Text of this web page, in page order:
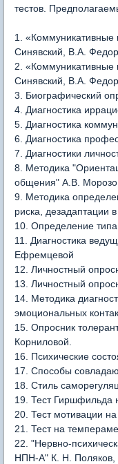
тестов.
1. «Коммуникативные
Синявский, В.А.
2. «Коммуникативные
Синявский, В.А.
3. Биографический
4. Диагностика
5. Диагностика
6. Диагностика
7. Диагностики
8. Методика
общения" А.В.
9. Методика
риска, дезадаптации
10. Определение
11. Диагностика
Ефремцевой
12. Личностный
13. Личностный
14. Методика
эмоциональных
15. Опросник
Корниловой.
16. Психические
17. Способы
18. Стиль
19. Тест Гиршфильда
20. Тест мотивации
21. Тест на
22. "Нервно-
НПН-А" К. Н. Поляков,